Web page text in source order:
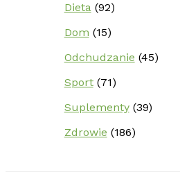
Dieta(92)
Dom (15)
Odchudzanie (45)
Sport(71)
Suplementy(39)
Zdrowie (186)